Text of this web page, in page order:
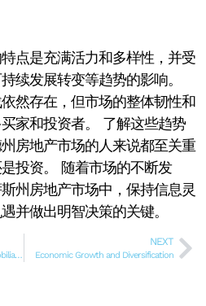
点是充满活力和多样性，并受
续发展转变等趋势的影响。
然存在，但市场的整体韧性和
家和投资者。 了解这些趋势
房地产市场的人来说都至关重
投资。 随着市场的不断发
州房地产市场中，保持信息灵
并做出明智决策的关键。
Navegando por el panorama inmobiliario de Texas: Tendencias actuales del mercado
NEXT
Economic Growth and Diversification